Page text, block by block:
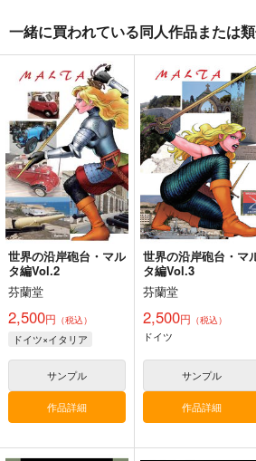
一緒に買われている同人作品または
世界の沿岸砲台・マル
タ編Vol.2
芬蘭堂
2,500円 （税込）
ドイツ×イタリア
サンプル
作品詳細
世界の沿岸砲台・マ
タ編Vol.3
芬蘭堂
2,500円 （税込）
ドイツ
サンプル
作品詳細